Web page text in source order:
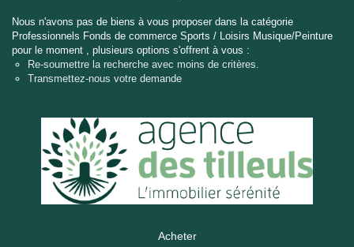
Nous n'avons pas de biens à vous proposer dans la catégorie
Professionnels Fonds de commerce Sports / Loisirs Musique/Peinture
pour le moment , plusieurs options s'offrent à vous :
Re-soumettre la recherche avec moins de critères.
Transmettez-nous votre demande
Acheter